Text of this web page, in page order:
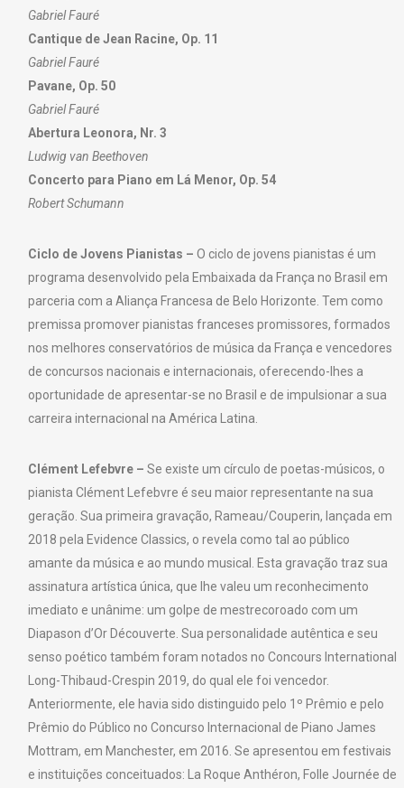
Gabriel Fauré
Cantique de Jean Racine, Op. 11
Gabriel Fauré
Pavane, Op. 50
Gabriel Fauré
Abertura Leonora, Nr. 3
Ludwig van Beethoven
Concerto para Piano em Lá Menor, Op. 54
Robert Schumann
Ciclo de Jovens Pianistas – O ciclo de jovens pianistas é um
programa desenvolvido pela Embaixada da França no Brasil em
parceria com a Aliança Francesa de Belo Horizonte. Tem como
premissa promover pianistas franceses promissores, formados
nos melhores conservatórios de música da França e vencedores
de concursos nacionais e internacionais, oferecendo-lhes a
oportunidade de apresentar-se no Brasil e de impulsionar a sua
carreira internacional na América Latina.
Clément Lefebvre – Se existe um círculo de poetas-músicos, o
pianista Clément Lefebvre é seu maior representante na sua
geração. Sua primeira gravação, Rameau/Couperin, lançada em
2018 pela Evidence Classics, o revela como tal ao público
amante da música e ao mundo musical. Esta gravação traz sua
assinatura artística única, que lhe valeu um reconhecimento
imediato e unânime: um golpe de mestrecoroado com um
Diapason d’Or Découverte. Sua personalidade autêntica e seu
senso poético também foram notados no Concours International
Long-Thibaud-Crespin 2019, do qual ele foi vencedor.
Anteriormente, ele havia sido distinguido pelo 1º Prêmio e pelo
Prêmio do Público no Concurso Internacional de Piano James
Mottram, em Manchester, em 2016. Se apresentou em festivais
e instituições conceituados: La Roque Anthéron, Folle Journée de